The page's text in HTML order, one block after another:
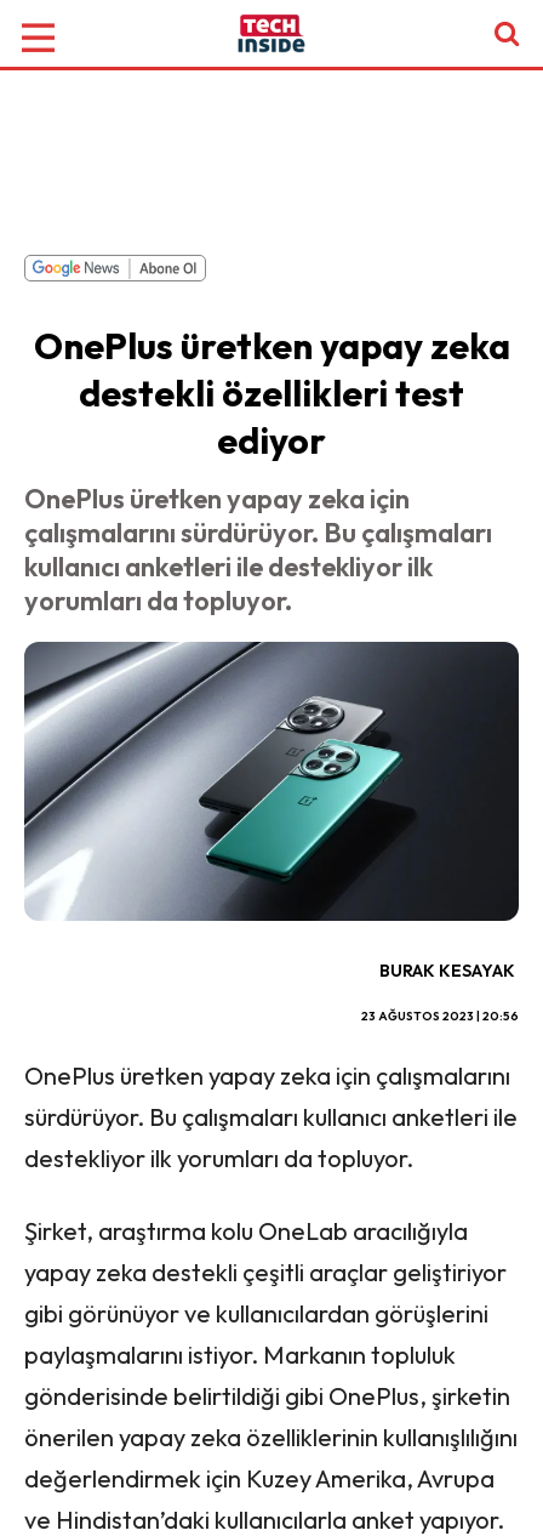
OnePlus üretken yapay zeka
destekli özellikleri test
ediyor
OnePlus üretken yapay zeka için
çalışmalarını sürdürüyor. Bu çalışmaları
kullanıcı anketleri ile destekliyor ilk
yorumları da topluyor.
BURAK KESAYAK
23 AĞUSTOS 2023 | 20:56
OnePlus üretken yapay zeka için çalışmalarını
sürdürüyor. Bu çalışmaları kullanıcı anketleri ile
destekliyor ilk yorumları da topluyor.
Şirket, araştırma kolu OneLab aracılığıyla
yapay zeka destekli çeşitli araçlar geliştiriyor
gibi görünüyor ve kullanıcılardan görüşlerini
paylaşmalarını istiyor. Markanın topluluk
gönderisinde belirtildiği gibi OnePlus, şirketin
önerilen yapay zeka özelliklerinin kullanışlılığını
değerlendirmek için Kuzey Amerika, Avrupa
ve Hindistan’daki kullanıcılarla anket yapıyor.